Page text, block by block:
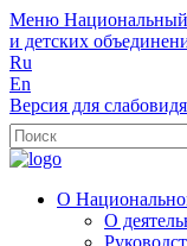
Меню
и детских
Ru
En
Версия для
О
О